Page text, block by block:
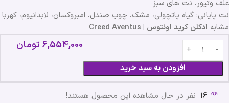
علف وتیور، نت های سبز
نت پایانی: گیاه پاتچولی، مشک، چوب صندل، امبروکسان، لابدانیوم، کهربا
مشابه ادکلن کرید اونتوس | Creed Aventus
افزودن به سبد خرید
6,554,000 تومان
16 نفر در حال مشاهده این محصول هستند!